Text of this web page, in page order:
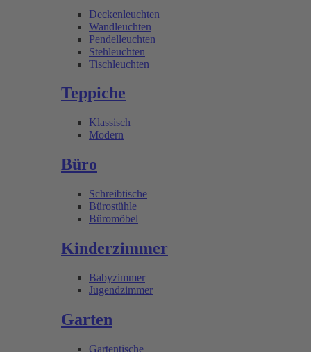
Deckenleuchten
Wandleuchten
Pendelleuchten
Stehleuchten
Tischleuchten
Teppiche
Klassisch
Modern
Büro
Schreibtische
Bürostühle
Büromöbel
Kinderzimmer
Babyzimmer
Jugendzimmer
Garten
Gartentische